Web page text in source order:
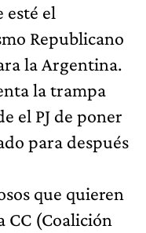
esté el
Republicano
la Argentina.
la trampa
el PJ de poner
para después
que quieren
CC (Coalición